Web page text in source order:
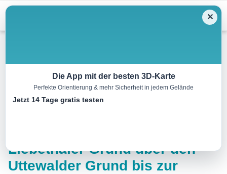
Menu
Wandern
Auf den Spuren Caspar David
Liebethaler Grund über den
Uttewalder Grund bis zur
✕
Die App mit der besten 3D-Karte
Perfekte Orientierung & mehr Sicherheit in jedem Gelände
Jetzt 14 Tage gratis testen